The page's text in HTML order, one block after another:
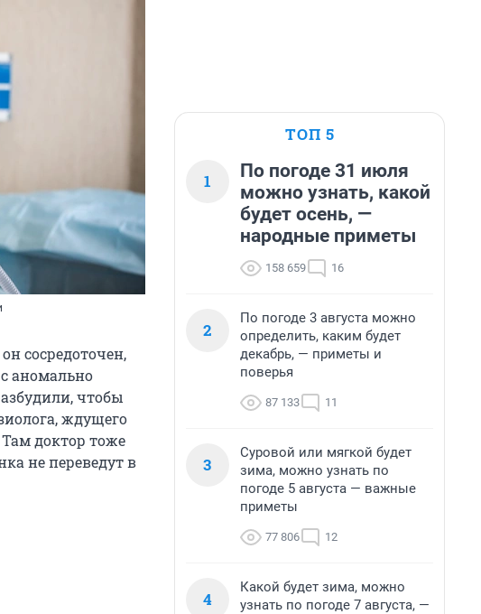
сосредоточен,
аномально
чтобы
ждущего
доктор тоже
не переведут в
ТОП 5
1
По погоде 31 июля
можно узнать, какой
будет осень, —
народные приметы
158 659 16
2
По погоде 3 августа можно
определить, каким будет
декабрь, — приметы и
поверья
87 133 11
3
Суровой или мягкой будет
зима, можно узнать по
погоде 5 августа — важные
приметы
77 806 12
4
Какой будет зима, можно
узнать по погоде 7 августа, —